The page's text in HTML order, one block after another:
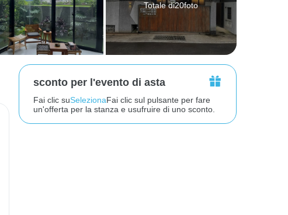
Totale di20foto
sconto per l'evento di asta
Fai clic suSelezionaFai clic sul pulsante per fare
un'offerta per la stanza e usufruire di uno sconto.